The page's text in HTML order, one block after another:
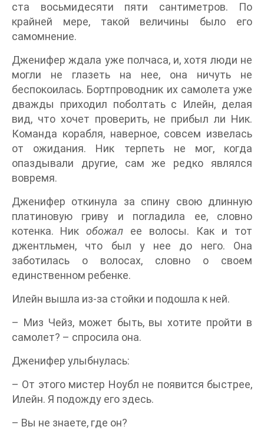
ста восьмидесяти пяти сантиметров. По
крайней мере, такой величины было его
самомнение.
Дженифер ждала уже полчаса, и, хотя люди не
могли не глазеть на нее, она ничуть не
беспокоилась. Бортпроводник их самолета уже
дважды приходил поболтать с Илейн, делая
вид, что хочет проверить, не прибыл ли Ник.
Команда корабля, наверное, совсем извелась
от ожидания. Ник терпеть не мог, когда
опаздывали другие, сам же редко являлся
вовремя.
Дженифер откинула за спину свою длинную
платиновую гриву и погладила ее, словно
котенка. Ник обожал ее волосы. Как и тот
джентльмен, что был у нее до него. Она
заботилась о волосах, словно о своем
единственном ребенке.
Илейн вышла из-за стойки и подошла к ней.
– Миз Чейз, может быть, вы хотите пройти в
самолет? – спросила она.
Дженифер улыбнулась:
– От этого мистер Ноубл не появится быстрее,
Илейн. Я подожду его здесь.
– Вы не знаете, где он?